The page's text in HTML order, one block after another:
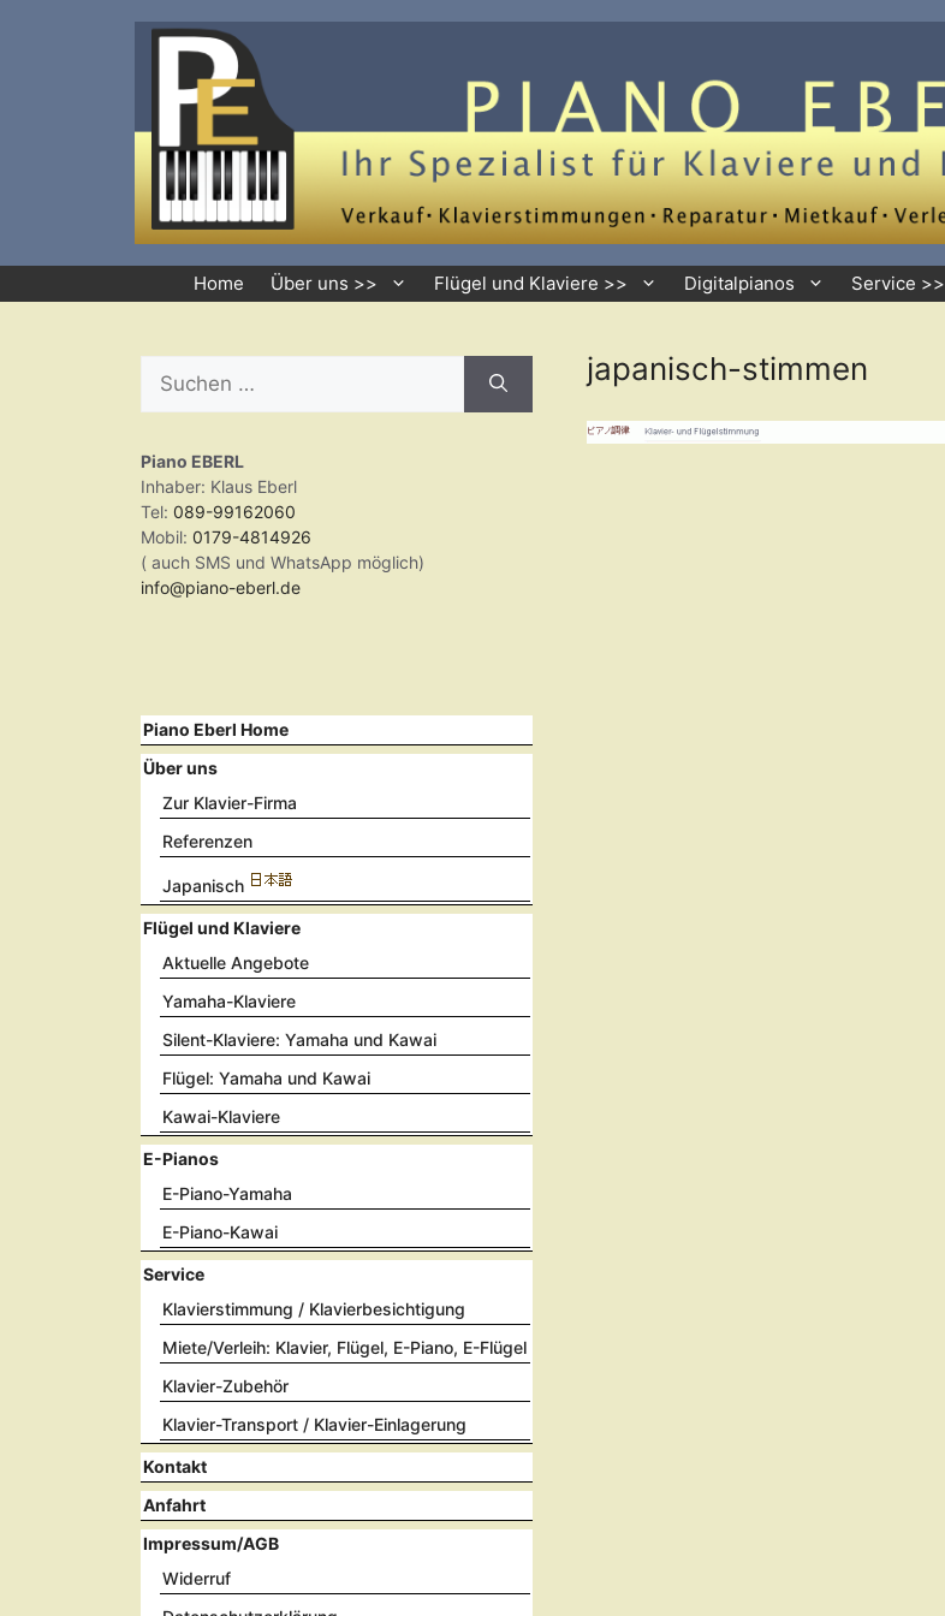
Home Über uns >> Flügel und Klaviere >> Digitalpianos Service >>
japanisch-stimmen
nach:
Piano EBERL
Inhaber: Klaus Eberl
Tel: 089-99162060
Mobil: 0179-4814926
( auch SMS und WhatsApp möglich)
info@piano-eberl.de
Piano Eberl Home
Über uns
Zur Klavier-Firma
Referenzen
Japanisch
Flügel und Klaviere
Aktuelle Angebote
Yamaha-Klaviere
Silent-Klaviere: Yamaha und Kawai
Flügel: Yamaha und Kawai
Kawai-Klaviere
E-Pianos
E-Piano-Yamaha
E-Piano-Kawai
Service
Klavierstimmung / Klavierbesichtigung
Miete/Verleih: Klavier, Flügel, E-Piano, E-Flügel
Klavier-Zubehör
Klavier-Transport / Klavier-Einlagerung
Kontakt
Anfahrt
Impressum/AGB
Widerruf